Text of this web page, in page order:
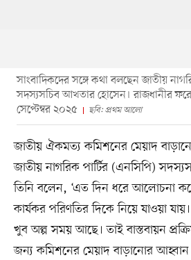
সাংবাদিকদের সঙ্গে কথা বলছেন জাতীয়
সদস্যসচিব আখতার হোসেন। রাজধানীর
সেপ্টেম্বর ২০২৫
ছবি: প্রথম আলো
জাতীয় ঐকমত্য কমিশনের মেয়াদ
জাতীয় নাগরিক পার্টির (এনসিপি)
তিনি বলেন, ‘এত দিন ধরে আলোচনা
কার্যকর পরিণতির দিকে নিয়ে যাওয়া
খুব অল্প সময় আছে। তাই বাস্তবায়ন
জন্য কমিশনের মেয়াদ বাড়ানোর